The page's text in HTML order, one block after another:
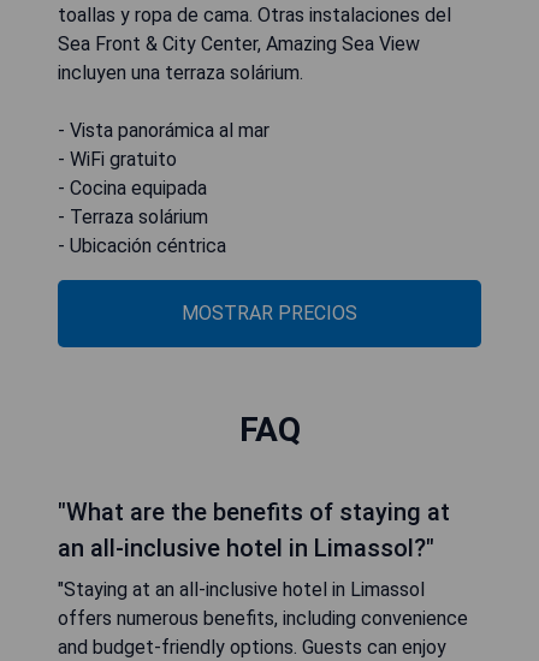
toallas y ropa de cama. Otras instalaciones del
Sea Front & City Center, Amazing Sea View
incluyen una terraza solárium.
- Vista panorámica al mar
- WiFi gratuito
- Cocina equipada
- Terraza solárium
- Ubicación céntrica
MOSTRAR PRECIOS
FAQ
"What are the benefits of staying at
an all-inclusive hotel in Limassol?"
"Staying at an all-inclusive hotel in Limassol
offers numerous benefits, including convenience
and budget-friendly options. Guests can enjoy